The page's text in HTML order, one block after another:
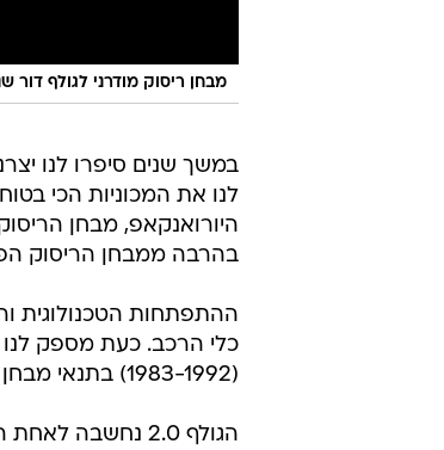
מבחן ריסוק מודרני לגולף דור
במשך שנים סיפרו לנו
היורואנקאפ, מבחן
בהרבה ממבחן הריסוק
ההתפתחות הטכנולוגית
(1983-1992) בתנאי מבחן ריסוק מודרני.
הגולף 2.0